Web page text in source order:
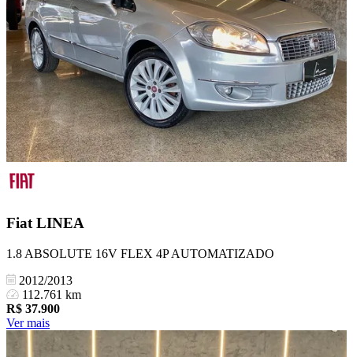
Fiat LINEA
1.8 ABSOLUTE 16V FLEX 4P AUTOMATIZADO
2012/2013
112.761 km
R$ 37.900
Ver mais